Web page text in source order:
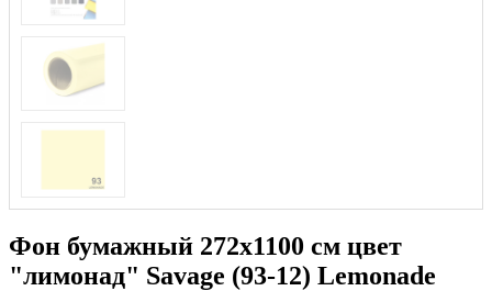
Фон бумажный 272x1100 см цвет
"лимонад" Savage (93-12) Lemonade